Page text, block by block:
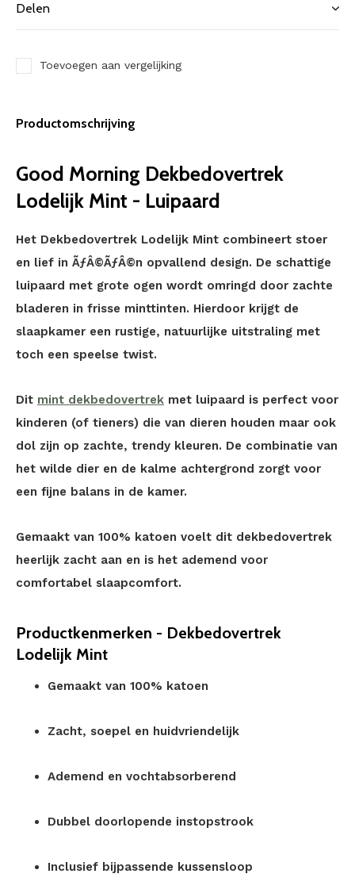
Delen
Toevoegen aan vergelijking
Productomschrijving
Good Morning Dekbedovertrek
Lodelijk Mint - Luipaard
Het Dekbedovertrek Lodelijk Mint combineert stoer
en lief in ÃƒÂ©ÃƒÂ©n opvallend design. De schattige
luipaard met grote ogen wordt omringd door zachte
bladeren in frisse minttinten. Hierdoor krijgt de
slaapkamer een rustige, natuurlijke uitstraling met
toch een speelse twist.
Dit mint dekbedovertrek met luipaard is perfect voor
kinderen (of tieners) die van dieren houden maar ook
dol zijn op zachte, trendy kleuren. De combinatie van
het wilde dier en de kalme achtergrond zorgt voor
een fijne balans in de kamer.
Gemaakt van 100% katoen voelt dit dekbedovertrek
heerlijk zacht aan en is het ademend voor
comfortabel slaapcomfort.
Productkenmerken - Dekbedovertrek
Lodelijk Mint
Gemaakt van 100% katoen
Zacht, soepel en huidvriendelijk
Ademend en vochtabsorberend
Dubbel doorlopende instopstrook
Inclusief bijpassende kussensloop